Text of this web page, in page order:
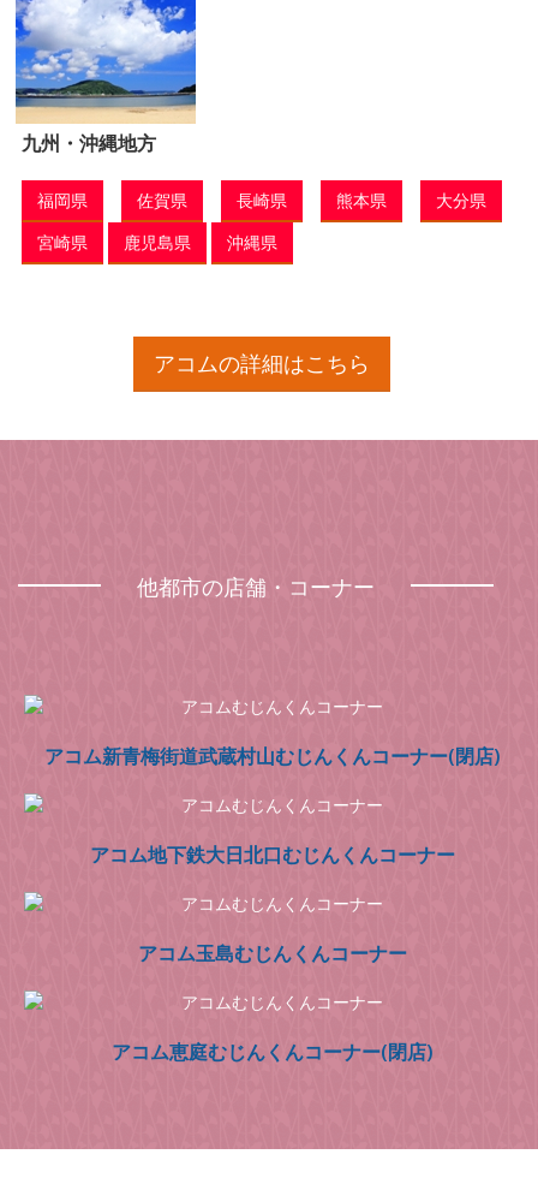
九州・沖縄地方
福岡県 佐賀県 長崎県 熊本県
大分県
宮崎県
鹿児島県 沖縄県
アコムの詳細はこちら
他都市の店舗・コーナー
アコム新青梅街道武蔵村山むじんくんコーナー(閉店)
アコム地下鉄大日北口むじんくんコーナー
アコム玉島むじんくんコーナー
アコム恵庭むじんくんコーナー(閉店)